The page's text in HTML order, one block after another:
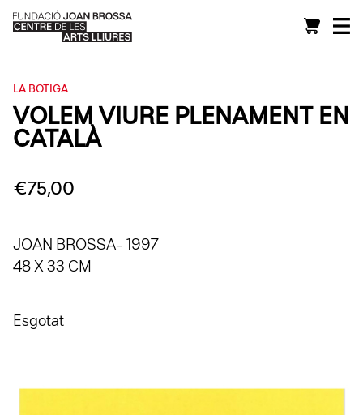
LA BOTIGA
VOLEM VIURE PLENAMENT EN
CATALÀ
€75,00
JOAN BROSSA- 1997
48 X 33 CM
Esgotat